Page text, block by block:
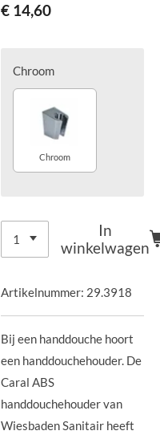
€ 14,60
Chroom
Chroom
In
winkelwagen
Artikelnummer: 29.3918
Bij een handdouche hoort
een handdouchehouder. De
Caral ABS
handdouchehouder van
Wiesbaden Sanitair heeft